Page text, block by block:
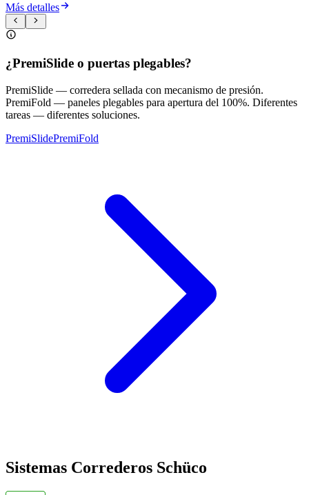
Más detalles
¿PremiSlide o puertas plegables?
PremiSlide — corredera sellada con mecanismo de presión.
PremiFold — paneles plegables para apertura del 100%. Diferentes
tareas — diferentes soluciones.
PremiSlidePremiFold
Sistemas Correderos Schüco